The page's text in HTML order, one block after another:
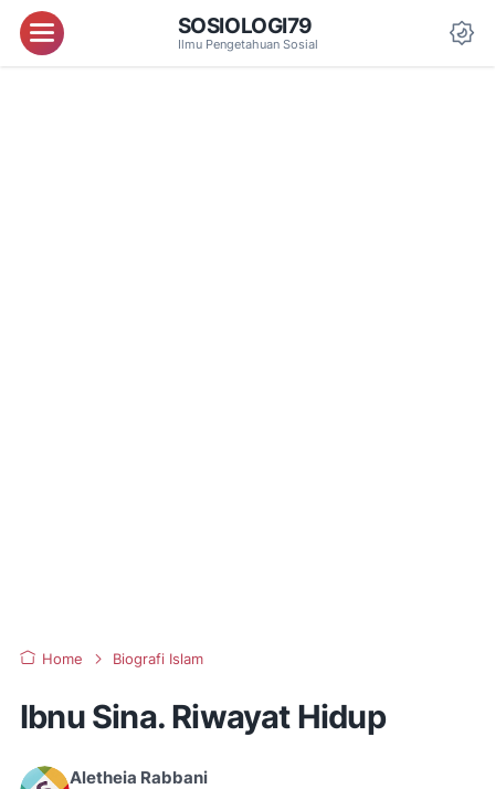
Menu SOSIOLOGI79
Ilmu Pengetahuan Sosial
Home Biografi Islam
Ibnu Sina. Riwayat Hidup
Aletheia Rabbani